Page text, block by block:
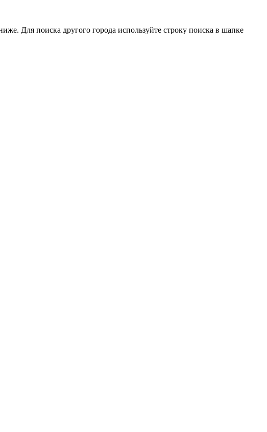
Для поиска другого города используйте строку поиска в шапке